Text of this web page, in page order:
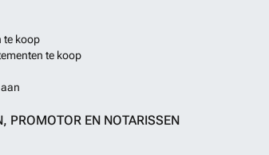
te koop
te koop
PROMOTOR EN NOTARISSEN